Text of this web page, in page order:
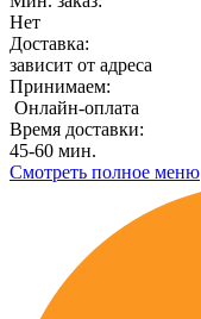
Нет
Доставка:
зависит от адреса
Принимаем:
Онлайн-оплата
Время доставки:
45-60 мин.
Смотреть полное меню